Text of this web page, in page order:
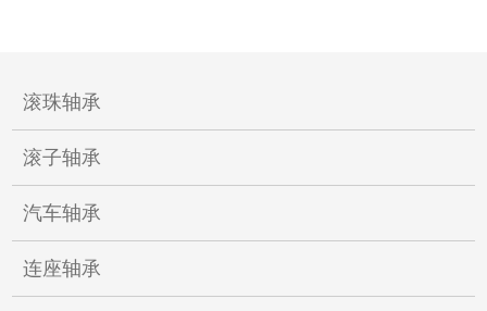
滚珠轴承
滚子轴承
汽车轴承
连座轴承